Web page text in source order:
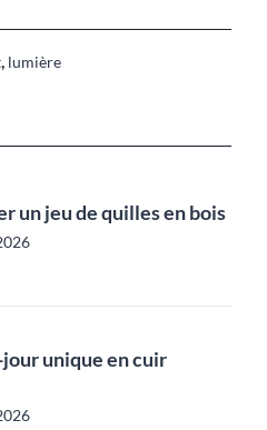
lumière
un jeu de quilles en bois
unique en cuir